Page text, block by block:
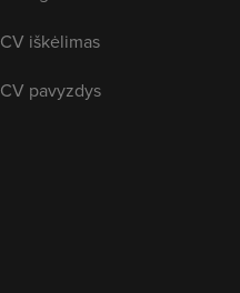
CV iškėlimas
CV pavyzdys